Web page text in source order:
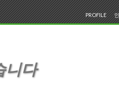
콘텐츠로 바
PROFILE
니다